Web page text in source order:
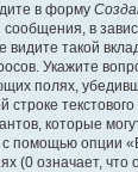
в форму
в
видите такой
Укажите
полях,
строке
которые
с помощью опции
(0 означает, что